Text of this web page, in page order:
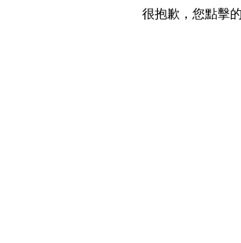
很抱歉，您點擊